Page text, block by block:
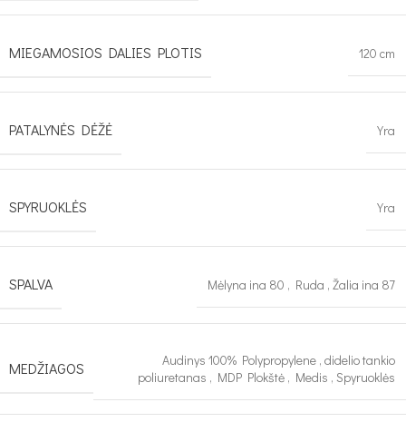
MIEGAMOSIOS DALIES PLOTIS 120 cm
PATALYNĖS DĖŽĖ Yra
SPYRUOKLĖS Yra
SPALVA Mėlyna ina 80 , Ruda , Žalia ina 87
MEDŽIAGOS Audinys 100% Polypropylene , didelio tankio
poliuretanas , MDP Plokštė , Medis , Spyruoklės